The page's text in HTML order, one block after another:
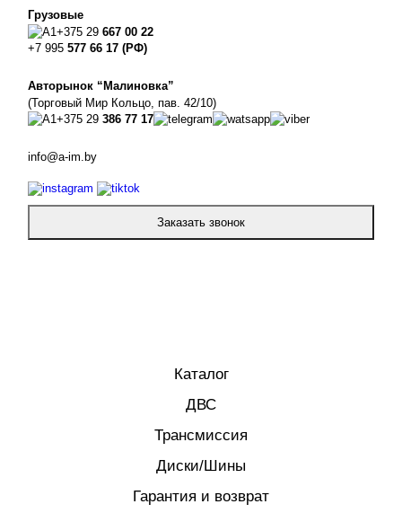
Грузовые
+375 29 667 00 22
+7 995 577 66 17 (РФ)
Авторынок “Малиновка”
(Торговый Мир Кольцо, пав. 42/10)
+375 29 386 77 17
info@a-im.by
Заказать звонок
Каталог
ДВС
Трансмиссия
Диски/Шины
Гарантия и возврат